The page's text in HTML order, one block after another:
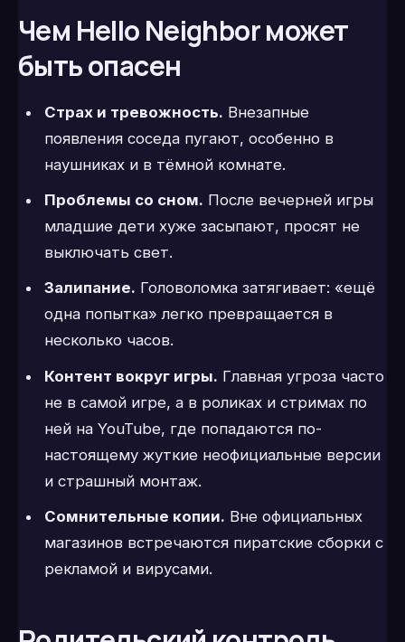
Чем Hello Neighbor может
быть опасен
Страх и тревожность. Внезапные
появления соседа пугают, особенно в
наушниках и в тёмной комнате.
Проблемы со сном. После вечерней игры
младшие дети хуже засыпают, просят не
выключать свет.
Залипание. Головоломка затягивает: «ещё
одна попытка» легко превращается в
несколько часов.
Контент вокруг игры. Главная угроза часто
не в самой игре, а в роликах и стримах по
ней на YouTube, где попадаются по-
настоящему жуткие неофициальные версии
и страшный монтаж.
Сомнительные копии. Вне официальных
магазинов встречаются пиратские сборки с
рекламой и вирусами.